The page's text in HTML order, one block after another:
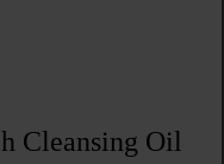
Cleansing Oil